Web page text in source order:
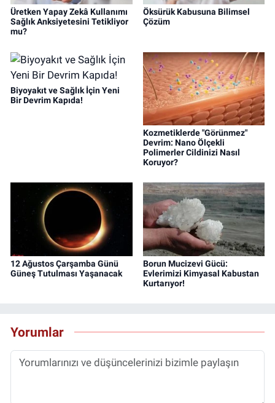
Üretken Yapay Zekâ Kullanımı
Sağlık Anksiyetesini Tetikliyor
mu?
Öksürük Kabusuna Bilimsel
Çözüm
Biyoyakıt ve Sağlık İçin Yeni
Bir Devrim Kapıda!
Kozmetiklerde "Görünmez"
Devrim: Nano Ölçekli
Polimerler Cildinizi Nasıl
Koruyor?
12 Ağustos Çarşamba Günü
Güneş Tutulması Yaşanacak
Borun Mucizevi Gücü:
Evlerimizi Kimyasal Kabustan
Kurtarıyor!
Yorumlar